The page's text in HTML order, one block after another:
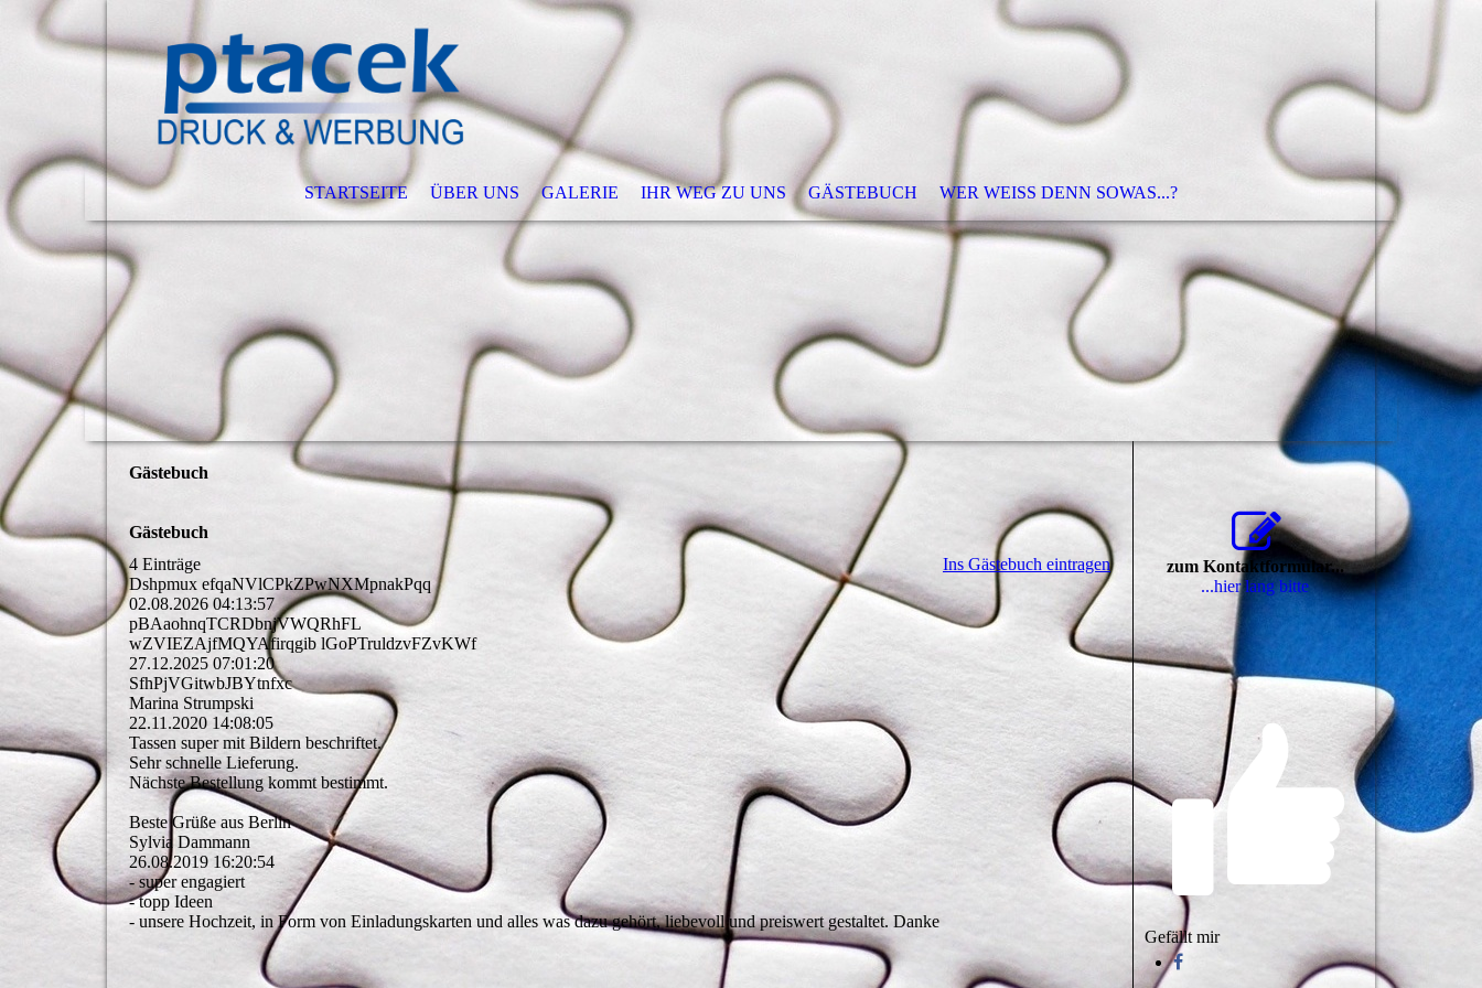
STARTSEITE ÜBER UNS GALERIE IHR WEG ZU UNS GÄSTEBUCH WER WEISS DENN SOWAS...?
ptacek | DRUCK & WERBUNG
Gästebuch
Gästebuch
4 Einträge
Ins Gästebuch eintragen
Dshpmux efqaNVlCPkZPwNXMpnakPqq
02.08.2026 04:13:57
pBAaohnqTCRDbnjVWQRhFL
wZVIEZAjfMQYAfirqgib lGoPTruldzvFZvKWf
27.12.2025 07:01:20
SfhPjVGitwbJBYtnfxc
Marina Strumpski
22.11.2020 14:08:05
Tassen super mit Bildern beschriftet.
Sehr schnelle Lieferung.
Nächste Bestellung kommt bestimmt.
Beste Grüße aus Berlin
Sylvia Dammann
26.08.2019 16:20:54
- super engagiert
- topp Ideen
- unsere Hochzeit, in Form von Einladungskarten und alles was dazu gehört, liebevoll und preiswert gestaltet. Danke
zum Kontaktformular...
...hier lang bitte
Gefällt mir